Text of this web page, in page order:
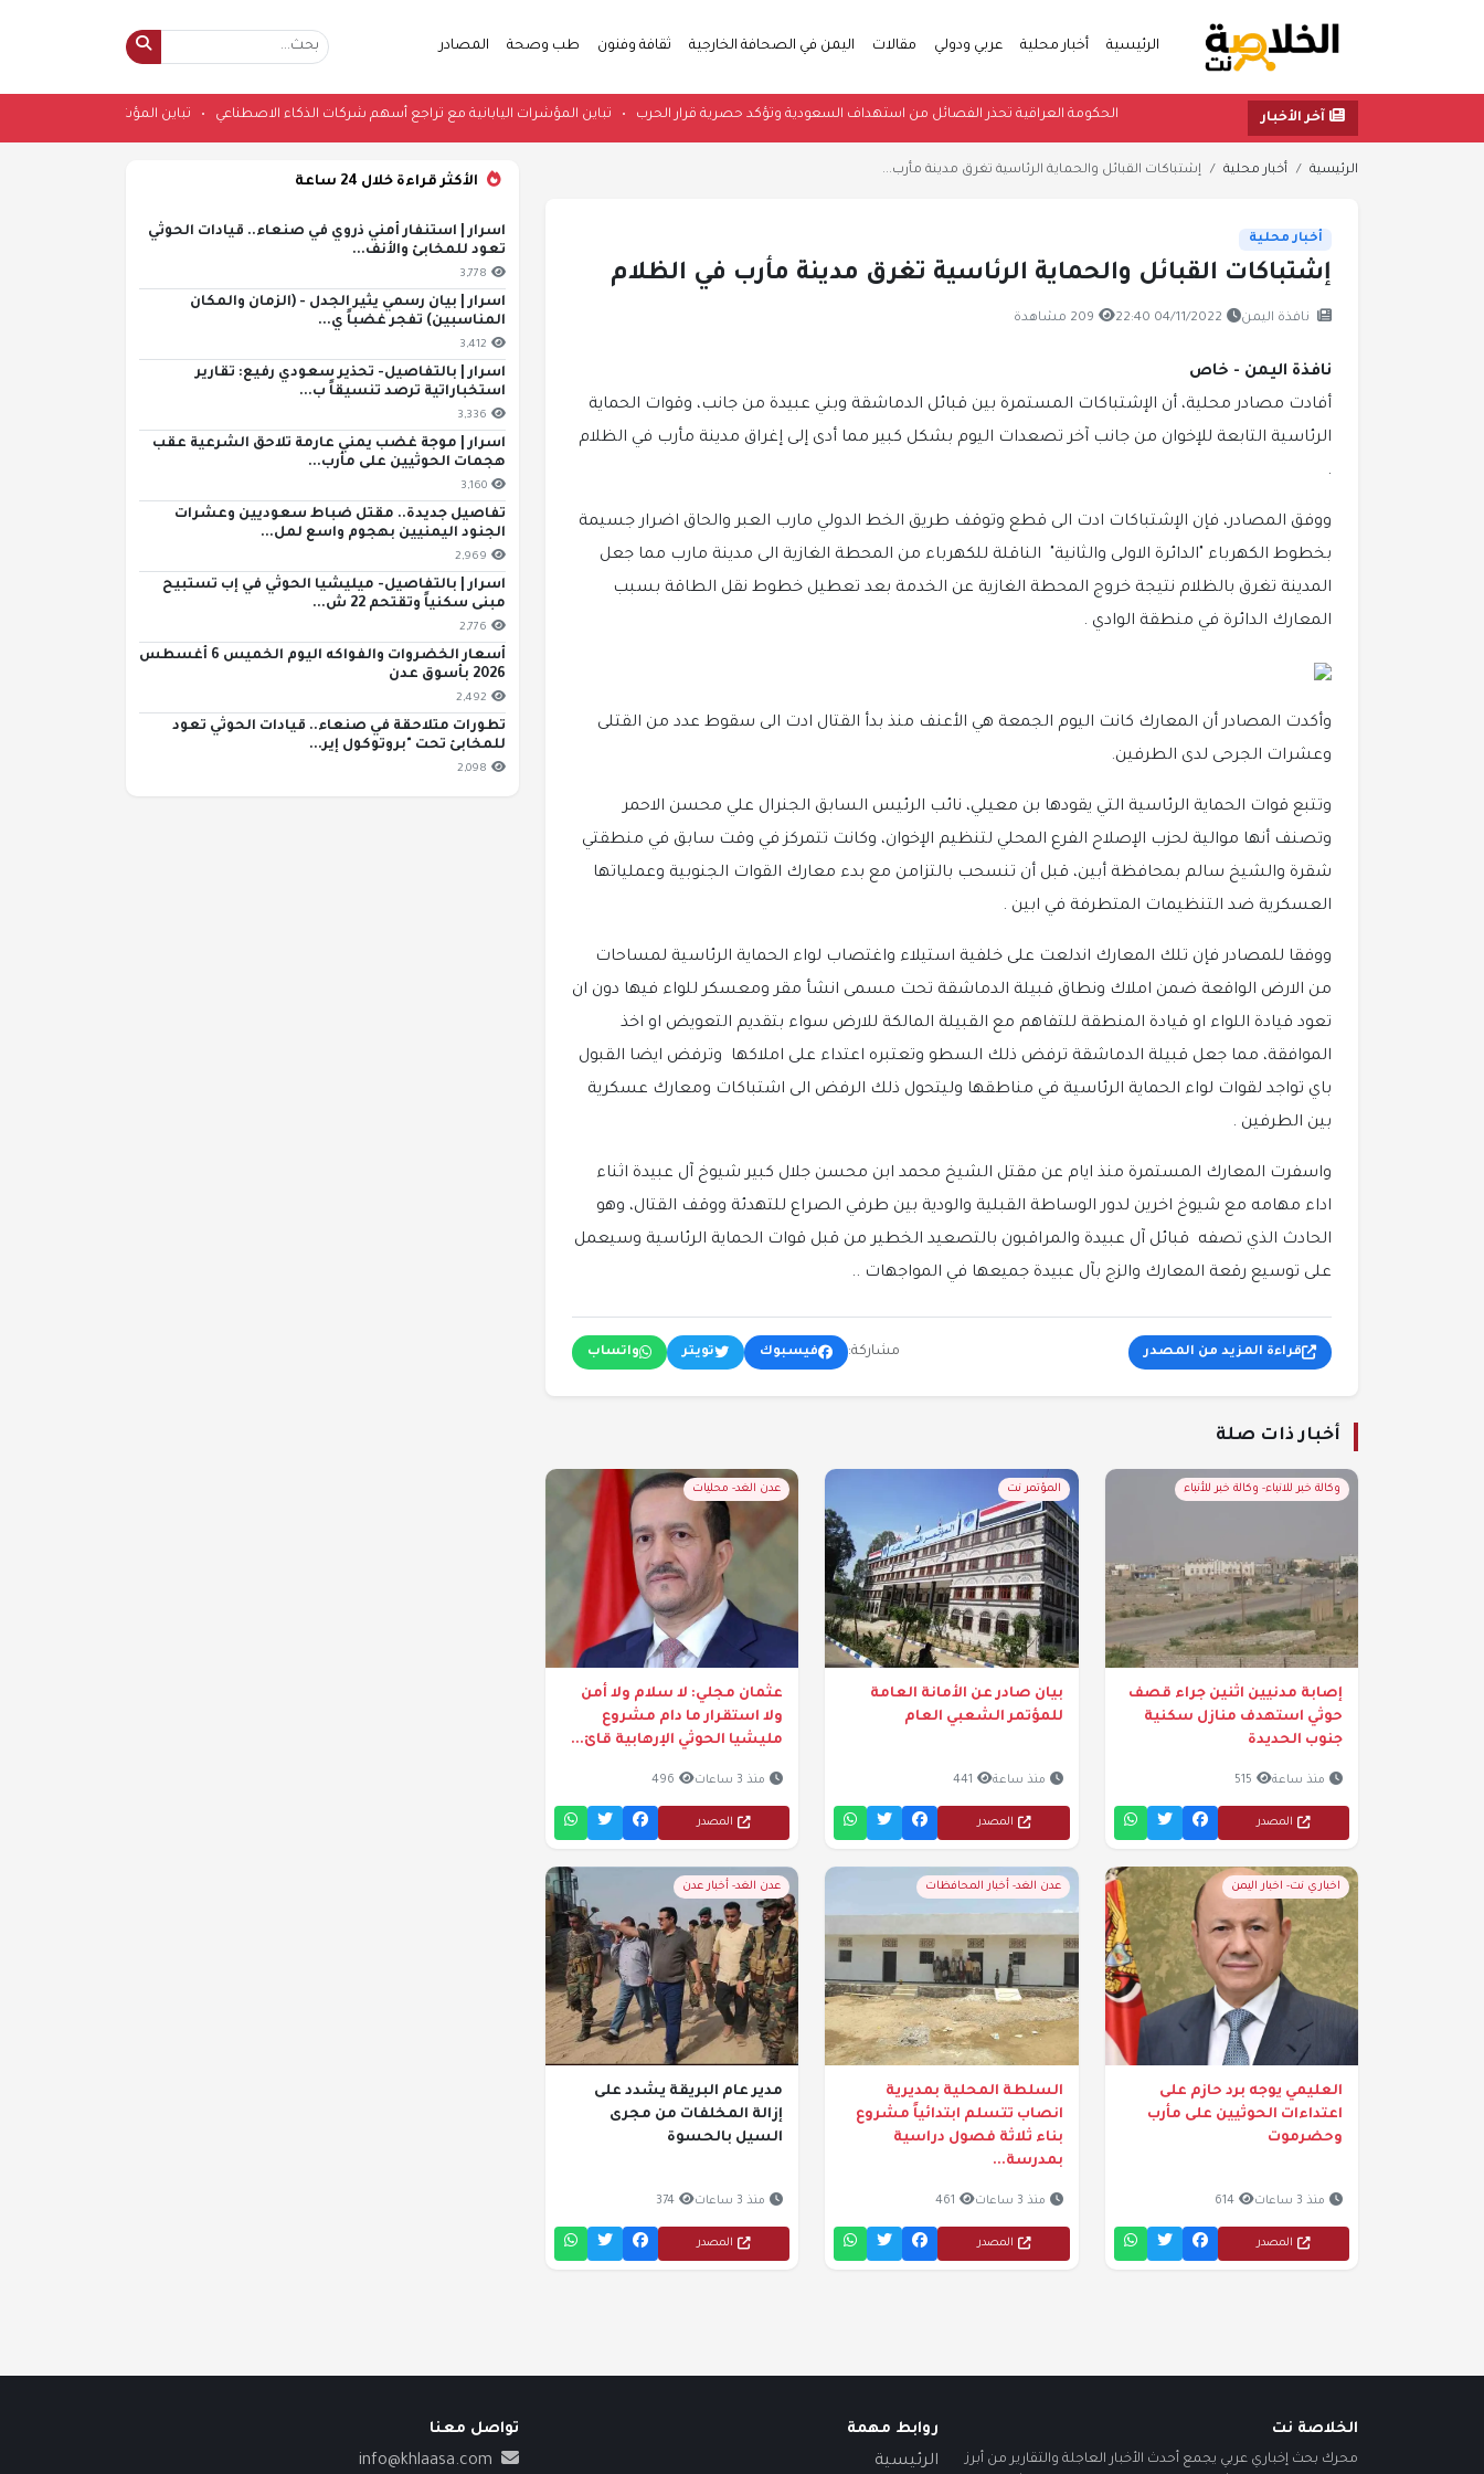
الرئيسية أخبار محلية عربي ودولي مقالات اليمن في الصحافة الخارجية ثقافة وفنون طب وصحة المصادر
آخر الأخبار الحكومة العراقية تحذر الفصائل من استهداف السعودية وتؤكد حصرية قرار الحرب•تباين المؤشرات اليابانية مع تراجع أسهم شركات الذكاء الاصطناعي•تباين المؤشرات
الرئيسية أخبار محلية إشتباكات القبائل والحماية الرئاسية تغرق مدينة مأرب...
أخبار محلية
إشتباكات القبائل والحماية الرئاسية تغرق مدينة مأرب في الظلام
نافذة اليمن 04/11/2022 22:40 209 مشاهدة
نافذة اليمن - خاص
أفادت مصادر محلية، أن الإشتباكات المستمرة بين قبائل الدماشقة وبني عبيدة من جانب، وقوات الحماية
الرئاسية التابعة للإخوان من جانب آخر تصعدات اليوم بشكل كبير مما أدى إلى إغراق مدينة مأرب في الظلام
.
ووفق المصادر، فإن الإشتباكات ادت الى قطع وتوقف طريق الخط الدولي مارب العبر والحاق اضرار جسيمة
بخطوط الكهرباء "الدائرة الاولى والثانية" الناقلة للكهرباء من المحطة الغازية الى مدينة مارب مما جعل
المدينة تغرق بالظلام نتيجة خروج المحطة الغازية عن الخدمة بعد تعطيل خطوط نقل الطاقة بسبب
المعارك الدائرة في منطقة الوادي .
وأكدت المصادر أن المعارك كانت اليوم الجمعة هي الأعنف منذ بدأ القتال ادت الى سقوط عدد من القتلى
وعشرات الجرحى لدى الطرفين.
وتتبع قوات الحماية الرئاسية التي يقودها بن معيلي، نائب الرئيس السابق الجنرال علي محسن الاحمر
وتصنف أنها موالية لحزب الإصلاح الفرع المحلي لتنظيم الإخوان، وكانت تتمركز في وقت سابق في منطقتي
شقرة والشيخ سالم بمحافظة أبين، قبل أن تنسحب بالتزامن مع بدء معارك القوات الجنوبية وعملياتها
العسكرية ضد التنظيمات المتطرفة في ابين .
ووفقا للمصادر فإن تلك المعارك اندلعت على خلفية استيلاء واغتصاب لواء الحماية الرئاسية لمساحات
من الارض الواقعة ضمن املاك ونطاق قبيلة الدماشقة تحت مسمى انشأ مقر ومعسكر للواء فيها دون ان
تعود قيادة اللواء او قيادة المنطقة للتفاهم مع القبيلة المالكة للارض سواء بتقديم التعويض او اخذ
الموافقة، مما جعل قبيلة الدماشقة ترفض ذلك السطو وتعتبره اعتداء على املاكها وترفض ايضا القبول
باي تواجد لقوات لواء الحماية الرئاسية في مناطقها وليتحول ذلك الرفض الى اشتباكات ومعارك عسكرية
بين الطرفين .
واسفرت المعارك المستمرة منذ ايام عن مقتل الشيخ محمد ابن محسن جلال كبير شيوخ آل عبيدة اثناء
اداء مهامه مع شيوخ اخرين لدور الوساطة القبلية والودية بين طرفي الصراع للتهدئة ووقف القتال، وهو
الحادث الذي تصفه قبائل آل عبيدة والمراقبون بالتصعيد الخطير من قبل قوات الحماية الرئاسية وسيعمل
على توسيع رقعة المعارك والزج بآل عبيدة جميعها في المواجهات ..
قراءة المزيد من المصدر مشاركة: فيسبوك تويتر واتساب
أخبار ذات صلة
وكالة خبر للانباء- وكالة خبر للأنباء
إصابة مدنيين اثنين جراء قصف
حوثي استهدف منازل سكنية
جنوب الحديدة
منذ ساعة 515
المصدر
المؤتمر نت
بيان صادر عن الأمانة العامة
للمؤتمر الشعبي العام
منذ ساعة 441
المصدر
عدن الغد- محليات
عثمان مجلي: لا سلام ولا أمن
ولا استقرار ما دام مشروع
مليشيا الحوثي الإرهابية قائ...
منذ 3 ساعات 496
المصدر
اخباري نت- اخبار اليمن
العليمي يوجه برد حازم على
اعتداءات الحوثيين على مأرب
وحضرموت
منذ 3 ساعات 614
المصدر
عدن الغد- أخبار المحافظات
السلطة المحلية بمديرية
انصاب تتسلم ابتدائياً مشروع
بناء ثلاثة فصول دراسية
بمدرسة...
منذ 3 ساعات 461
المصدر
عدن الغد- أخبار عدن
مدير عام البريقة يشدد على
إزالة المخلفات من مجرى
السيل بالحسوة
منذ 3 ساعات 374
المصدر
الأكثر قراءة خلال 24 ساعة
اسرار | استنفار أمني ذروي في صنعاء.. قيادات الحوثي
تعود للمخابئ والأنف...
3,778
اسرار | بيان رسمي يثير الجدل - (الزمان والمكان
المناسبين) تفجر غضباً ي...
3,412
اسرار | بالتفاصيل- تحذير سعودي رفيع: تقارير
استخباراتية ترصد تنسيقاً ب...
3,336
اسرار | موجة غضب يمني عارمة تلاحق الشرعية عقب
هجمات الحوثيين على مأرب...
3,160
تفاصيل جديدة.. مقتل ضباط سعوديين وعشرات
الجنود اليمنيين بهجوم واسع لمل...
2,969
اسرار | بالتفاصيل- ميليشيا الحوثي في إب تستبيح
مبنى سكنياً وتقتحم 22 ش...
2,776
أسعار الخضروات والفواكه اليوم الخميس 6 أغسطس
2026 بأسوق عدن
2,492
تطورات متلاحقة في صنعاء.. قيادات الحوثي تعود
للمخابئ تحت "بروتوكول إير...
2,098
الخلاصة نت
محرك بحث إخباري عربي يجمع أحدث الأخبار العاجلة والتقارير من أبرز
روابط مهمة
الرئيسية
تواصل معنا
info@khlaasa.com